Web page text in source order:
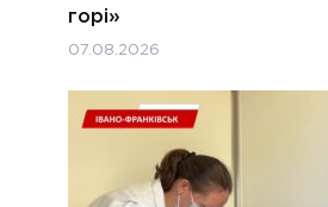
горі»
07.08.2026